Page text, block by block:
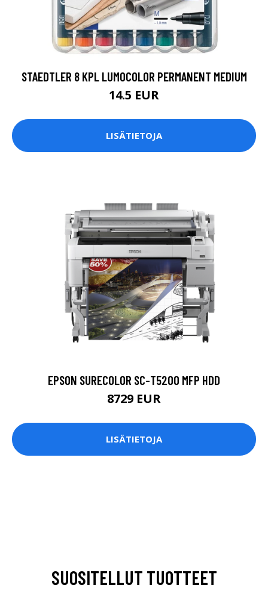
STAEDTLER 8 KPL LUMOCOLOR PERMANENT MEDIUM
14.5 EUR
LISÄTIETOJA
EPSON SURECOLOR SC-T5200 MFP HDD
8729 EUR
LISÄTIETOJA
SUOSITELLUT TUOTTEET